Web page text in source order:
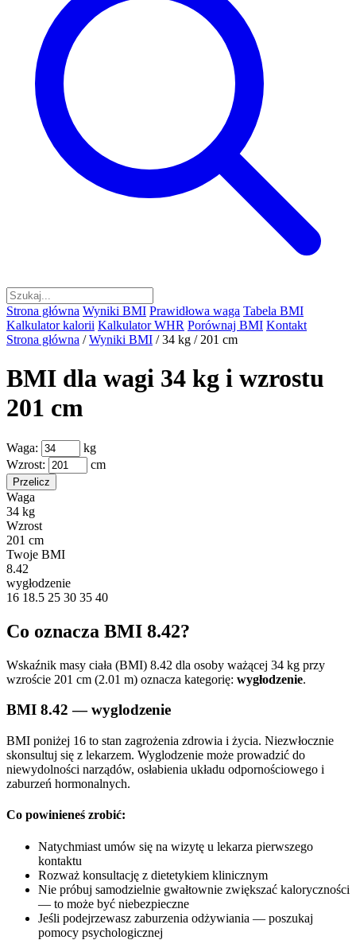
Strona główna Wyniki BMI Prawidłowa waga Tabela BMI
Kalkulator kalorii Kalkulator WHR Porównaj BMI Kontakt
Strona główna / Wyniki BMI / 34 kg / 201 cm
BMI dla wagi 34 kg i wzrostu
201 cm
Waga:
kg
Wzrost:
cm
Przelicz
Waga
34 kg
Wzrost
201 cm
Twoje BMI
8.42
wygłodzenie
16 18.5 25 30 35 40
Co oznacza BMI 8.42?
Wskaźnik masy ciała (BMI) 8.42 dla osoby ważącej 34 kg przy
wzroście 201 cm (2.01 m) oznacza kategorię: wygłodzenie.
BMI 8.42 — wyglodzenie
BMI poniżej 16 to stan zagrożenia zdrowia i życia. Niezwłocznie
skonsultuj się z lekarzem. Wyglodzenie może prowadzić do
niewydolności narządów, osłabienia układu odpornościowego i
zaburzeń hormonalnych.
Co powinieneś zrobić:
Natychmiast umów się na wizytę u lekarza pierwszego
kontaktu
Rozważ konsultację z dietetykiem klinicznym
Nie próbuj samodzielnie gwałtownie zwiększać kaloryczności
— to może być niebezpieczne
Jeśli podejrzewasz zaburzenia odżywiania — poszukaj
pomocy psychologicznej